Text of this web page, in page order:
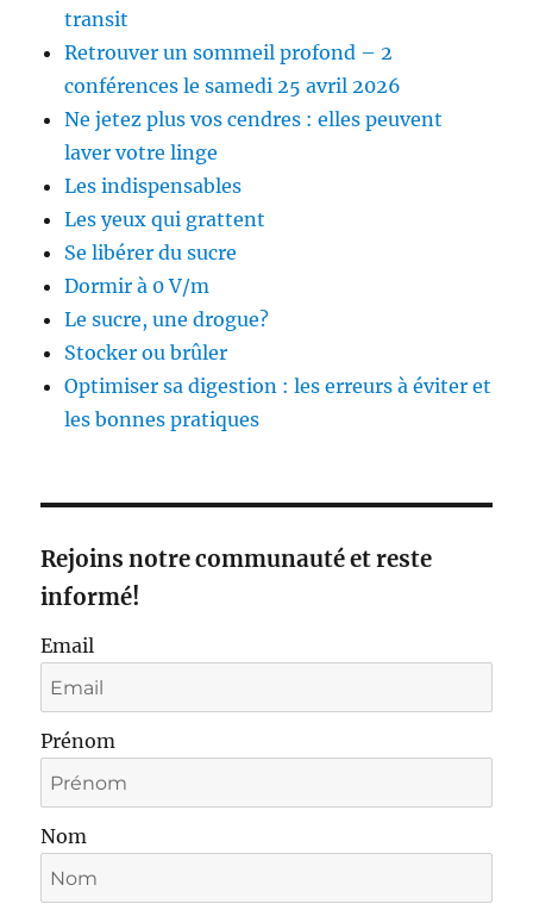
transit
Retrouver un sommeil profond – 2
conférences le samedi 25 avril 2026
Ne jetez plus vos cendres : elles peuvent
laver votre linge
Les indispensables
Les yeux qui grattent
Se libérer du sucre
Dormir à 0 V/m
Le sucre, une drogue?
Stocker ou brûler
Optimiser sa digestion : les erreurs à éviter et
les bonnes pratiques
Rejoins notre communauté et reste
informé!
Email
Prénom
Nom